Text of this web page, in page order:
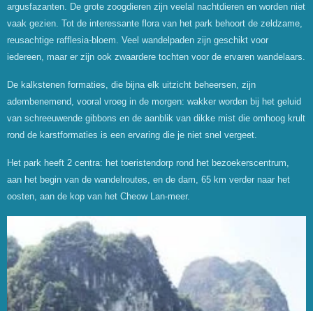
argusfazanten. De grote zoogdieren zijn veelal nachtdieren en worden niet
vaak gezien. Tot de interessante flora van het park behoort de zeldzame,
reusachtige rafflesia-bloem. Veel wandelpaden zijn geschikt voor
iedereen, maar er zijn ook zwaardere tochten voor de ervaren wandelaars.
De kalkstenen formaties, die bijna elk uitzicht beheersen, zijn
adembenemend, vooral vroeg in de morgen: wakker worden bij het geluid
van schreeuwende gibbons en de aanblik van dikke mist die omhoog krult
rond de karstformaties is een ervaring die je niet snel vergeet.
Het park heeft 2 centra: het toeristendorp rond het bezoekerscentrum,
aan het begin van de wandelroutes, en de dam, 65 km verder naar het
oosten, aan de kop van het Cheow Lan-meer.